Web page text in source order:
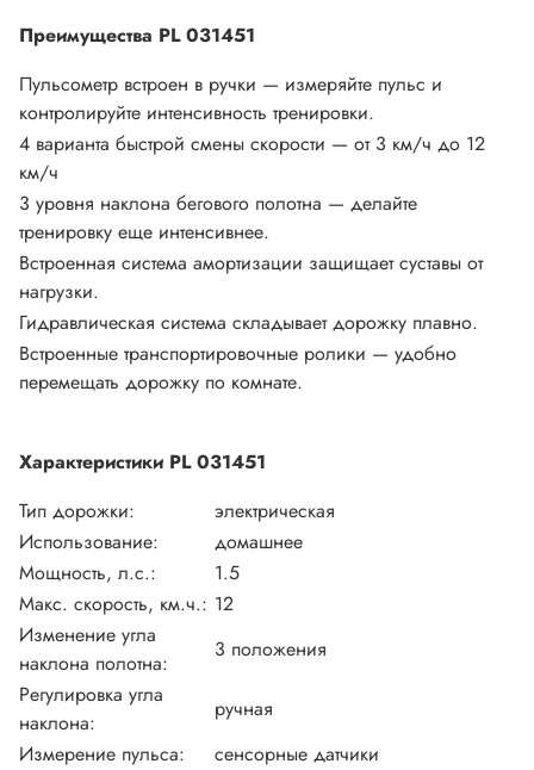
Преимущества PL 031451
Пульсометр встроен в ручки — измеряйте пульс и
контролируйте интенсивность тренировки.
4 варианта быстрой смены скорости — от 3 км/ч до 12
км/ч
3 уровня наклона бегового полотна — делайте
тренировку еще интенсивнее.
Встроенная система амортизации защищает суставы от
нагрузки.
Гидравлическая система складывает дорожку плавно.
Встроенные транспортировочные ролики — удобно
перемещать дорожку по комнате.
Характеристики PL 031451
Тип дорожки:
электрическая
Использование:
домашнее
Мощность, л.с.:
1.5
Макс. скорость, км.ч.: 12
Изменение угла
наклона полотна:
3 положения
Регулировка угла
наклона:
ручная
Измерение пульса:
сенсорные датчики